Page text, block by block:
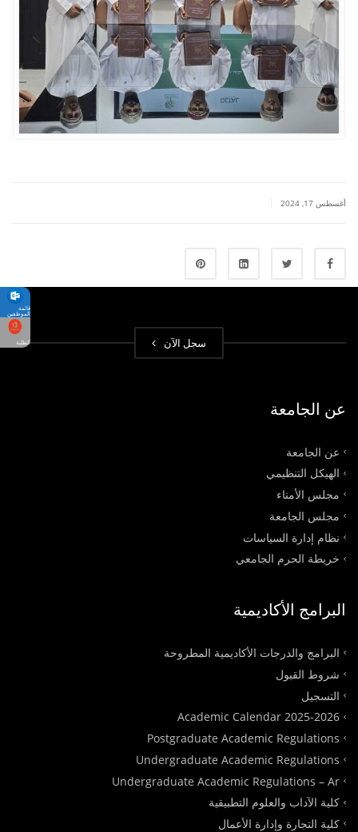
أغسطس 17, 2024
سجل الآن
عن الجامعة
عن الجامعة
الهيكل التنظيمي
مجلس الأمناء
مجلس الجامعة
نظام إدارة السياسات
خريطة الحرم الجامعي
البرامج الأكاديمية
البرامج والدرجات الأكاديمية المطروحة
شروط القبول
التسجيل
Academic Calendar 2025-2026
Postgraduate Academic Regulations
Undergraduate Academic Regulations
Undergraduate Academic Regulations – Ar
كلية الآداب والعلوم التطبيقية
كلية التجارة وإدارة الأعمال
قائمة
الموظفين
الطلبة